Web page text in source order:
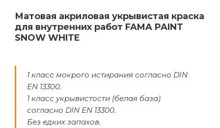
Матовая акриловая укрывистая краска
для внутренних работ FAMA PAINT
SNOW WHITE
1 класс мокрого истирания согласно DIN
EN 13300.
1 класс укрывистости (белая база)
согласно DIN EN 13300.
Без едких запахов.